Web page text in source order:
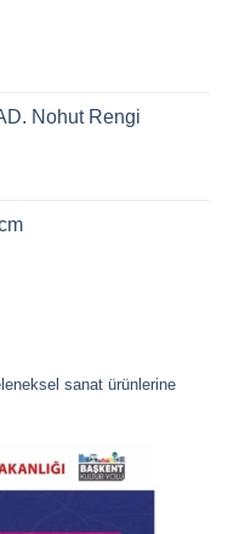
Nohut Rengi
sanat ürünlerine